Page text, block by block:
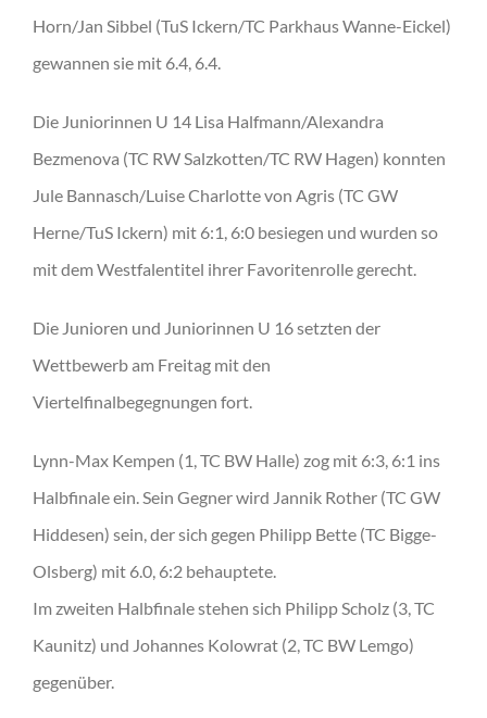
Horn/Jan Sibbel (TuS Ickern/TC Parkhaus Wanne-Eickel)
gewannen sie mit 6.4, 6.4.
Die Juniorinnen U 14 Lisa Halfmann/Alexandra
Bezmenova (TC RW Salzkotten/TC RW Hagen) konnten
Jule Bannasch/Luise Charlotte von Agris (TC GW
Herne/TuS Ickern) mit 6:1, 6:0 besiegen und wurden so
mit dem Westfalentitel ihrer Favoritenrolle gerecht.
Die Junioren und Juniorinnen U 16 setzten der
Wettbewerb am Freitag mit den
Viertelfinalbegegnungen fort.
Lynn-Max Kempen (1, TC BW Halle) zog mit 6:3, 6:1 ins
Halbfinale ein. Sein Gegner wird Jannik Rother (TC GW
Hiddesen) sein, der sich gegen Philipp Bette (TC Bigge-
Olsberg) mit 6.0, 6:2 behauptete.
Im zweiten Halbfinale stehen sich Philipp Scholz (3, TC
Kaunitz) und Johannes Kolowrat (2, TC BW Lemgo)
gegenüber.